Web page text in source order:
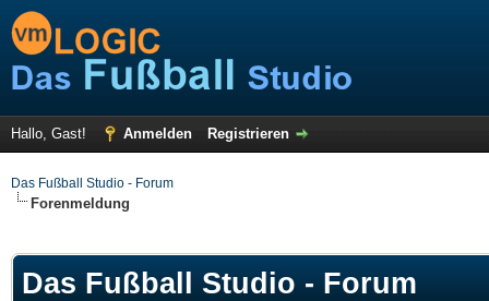
Hallo, Gast! Anmelden Registrieren
Das Fußball Studio - Forum
Forenmeldung
Das Fußball Studio - Forum